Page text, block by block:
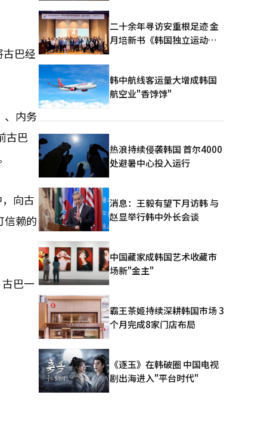
巴经
、内务
古巴
向古
信赖的
巴一
二十余年寻访安重根足迹 金
月培新书《韩国独立运动圣
韩中航线客运量大增成韩国
航空业"香饽饽"
热浪持续侵袭韩国 首尔4000
处避暑中心投入运行
消息：王毅有望下月访韩 与
赵显举行韩中外长会谈
中国藏家成韩国艺术收藏市
场新"金主"
霸王茶姬持续深耕韩国市场 3
个月完成8家门店布局
《逐玉》在韩破圈 中国电视
剧出海进入"平台时代"